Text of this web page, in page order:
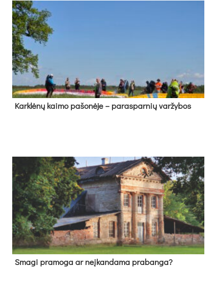
Kark­lė­nų kai­mo pa­šo­nė­je – pa­ras­par­nių var­žy­bos
Sma­gi pra­mo­ga ar neį­kan­da­ma pra­ban­ga?